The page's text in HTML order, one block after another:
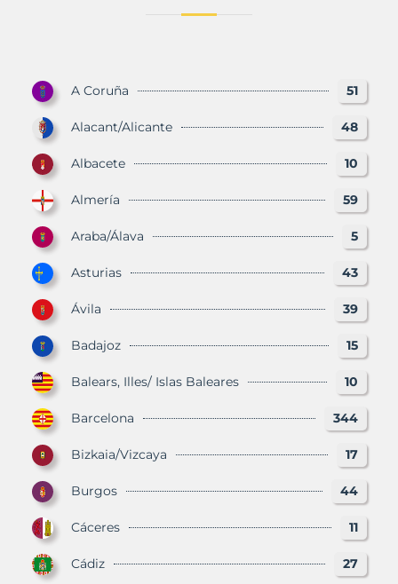
A Coruña 51
Alacant/Alicante 48
Albacete 10
Almería 59
Araba/Álava 5
Asturias 43
Ávila 39
Badajoz 15
Balears, Illes/ Islas Baleares 10
Barcelona 344
Bizkaia/Vizcaya 17
Burgos 44
Cáceres 11
Cádiz 27